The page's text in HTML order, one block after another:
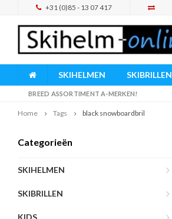
+31 (0)85 - 13 07 417
SKIHELMEN SKIBRILLEN
BREED ASSORTIMENT A-MERKEN!
Home Tags black snowboardbril
Categorieën
SKIHELMEN
SKIBRILLEN
KIDS